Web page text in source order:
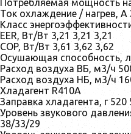
Потребляемая мощность
Ток охлаждение / нагрев, А
Класс
EER, Вт/Вт 3,21 3,21 3,21
COP, Вт/Вт 3,61 3,62 3,62
Осушающая способность,
Расход воздуха ВБ, м3/ч
Расход воздуха НБ, м3/ч
Хладагент R410A
Заправка хладагента, г 520
Уровень звукового
38/33/29